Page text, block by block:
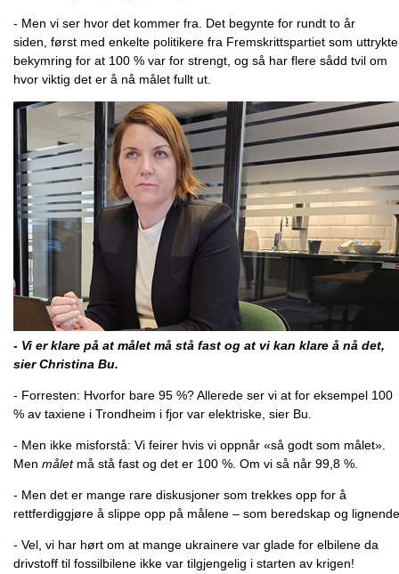
- Men vi ser hvor det kommer fra. Det begynte for rundt to år
siden, først med enkelte politikere fra Fremskrittspartiet som uttrykte
bekymring for at 100 % var for strengt, og så har flere sådd tvil om
hvor viktig det er å nå målet fullt ut.
- Vi er klare på at målet må stå fast og at vi kan klare å nå det,
sier Christina Bu.
- Forresten: Hvorfor bare 95 %? Allerede ser vi at for eksempel 100
% av taxiene i Trondheim i fjor var elektriske, sier Bu.
- Men ikke misforstå: Vi feirer hvis vi oppnår «så godt som målet».
Men målet må stå fast og det er 100 %. Om vi så når 99,8 %.
- Men det er mange rare diskusjoner som trekkes opp for å
rettferdiggjøre å slippe opp på målene – som beredskap og
- Vel, vi har hørt om at mange ukrainere var glade for elbilene da
drivstoff til fossilbilene ikke var tilgjengelig i starten av krigen!